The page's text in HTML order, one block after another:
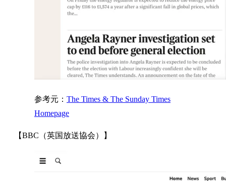
参考元： The Times & The Sunday Times
Homepage
【BBC（英国放送協会）】